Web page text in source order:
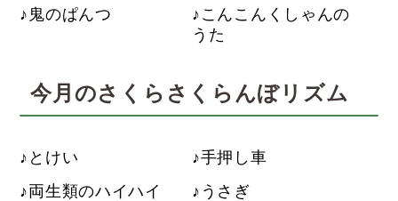
鬼のぱんつ
こんこんくしゃんの
うた
今月のさくらさくらんぼリズム
とけい
手押し車
両生類のハイハイ
うさぎ